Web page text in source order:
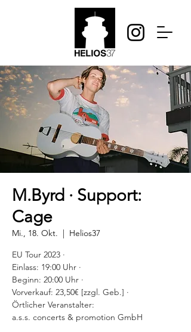
M.Byrd · Support:
Cage
Mi., 18. Okt.
  |
Helios37
EU Tour 2023 ·
Einlass: 19:00 Uhr ·
Beginn: 20:00 Uhr ·
Vorverkauf: 23,50€ [zzgl. Geb.] ·
Örtlicher Veranstalter:
a.s.s. concerts & promotion GmbH